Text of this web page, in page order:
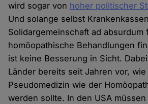
wird sogar von hoher politischer
Und solange selbst
Solidargemeinschaft ad absurdum
homöopathische Behandlungen
ist keine Besserung in Sicht.
Länder bereits seit Jahren vor,
Pseudomedizin wie der
werden sollte. In den USA